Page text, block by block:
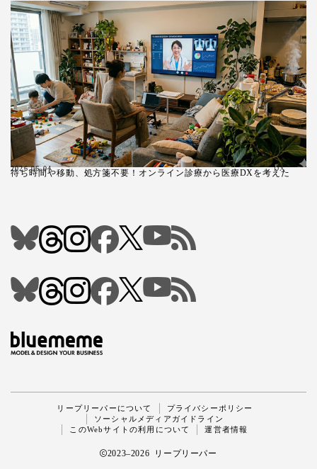
待ち時間や移動、処方箋不要！オンライン診療から医療DXを考えた
2026.06.04 DX
リープリーパーについて
プライバシーポリシー
ソーシャルメディアガイドライン
このWebサイトの利用について
運営者情報
2023–2026 リープリーパー